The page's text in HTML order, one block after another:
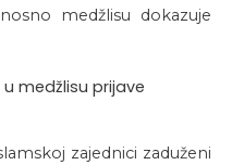
medžlisu dokazuje
medžlisu prijave
zajednici zaduženi